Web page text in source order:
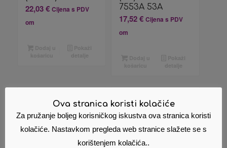
22,03€ Cijena s PDV
om
7553A 53A
17,52€ Cijena s PDV
om
Ova stranica koristi kolačiće
Za pružanje boljeg korisničkog iskustva ova stranica koristi
kolačiće. Nastavkom pregleda web stranice slažete se s
korištenjem kolačića..